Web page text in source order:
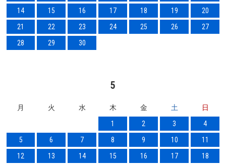
14
15 16 17 18 19
20
21
22 23 24 25 26
27
28
29 30
5
月 火 水 木 金 土
日
1
2 3
4
5
6 7 8 9 10
11
12
13 14 15 16 17
18